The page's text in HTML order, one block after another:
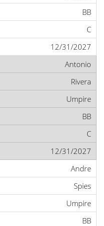
BB
C
12/31/2027
Antonio
Rivera
Umpire
BB
C
12/31/2027
Andre
Spies
Umpire
BB